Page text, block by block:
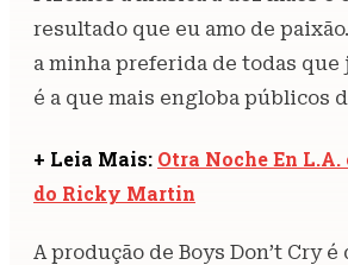
resultado que eu amo de
a minha preferida de todas que
é a que mais engloba públicos
+ Leia Mais: Otra Noche En
do Ricky Martin
A produção de Boys Don’t Cry